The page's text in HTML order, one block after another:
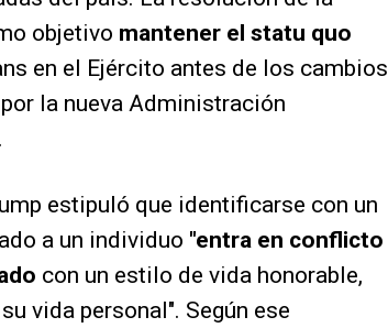
objetivo mantener el statu quo
en el Ejército antes de los cambios
la nueva Administración
estipuló que identificarse con un
a un individuo "entra en conflicto
con un estilo de vida honorable,
vida personal". Según ese